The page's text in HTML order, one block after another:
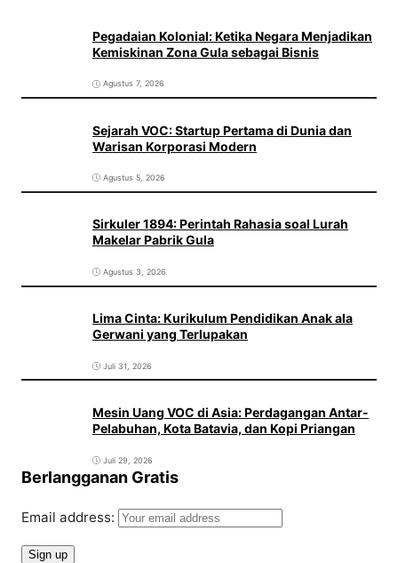
Pegadaian Kolonial: Ketika Negara Menjadikan
Kemiskinan Zona Gula sebagai Bisnis
Agustus 7, 2026
Sejarah VOC: Startup Pertama di Dunia dan
Warisan Korporasi Modern
Agustus 5, 2026
Sirkuler 1894: Perintah Rahasia soal Lurah
Makelar Pabrik Gula
Agustus 3, 2026
Lima Cinta: Kurikulum Pendidikan Anak ala
Gerwani yang Terlupakan
Juli 31, 2026
Mesin Uang VOC di Asia: Perdagangan Antar-
Pelabuhan, Kota Batavia, dan Kopi Priangan
Juli 29, 2026
Berlangganan Gratis
Email address: